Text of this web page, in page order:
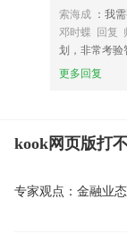
索海成 ：我
邓时蝶 回复
划，非常考验
更多回复
kook网页版打